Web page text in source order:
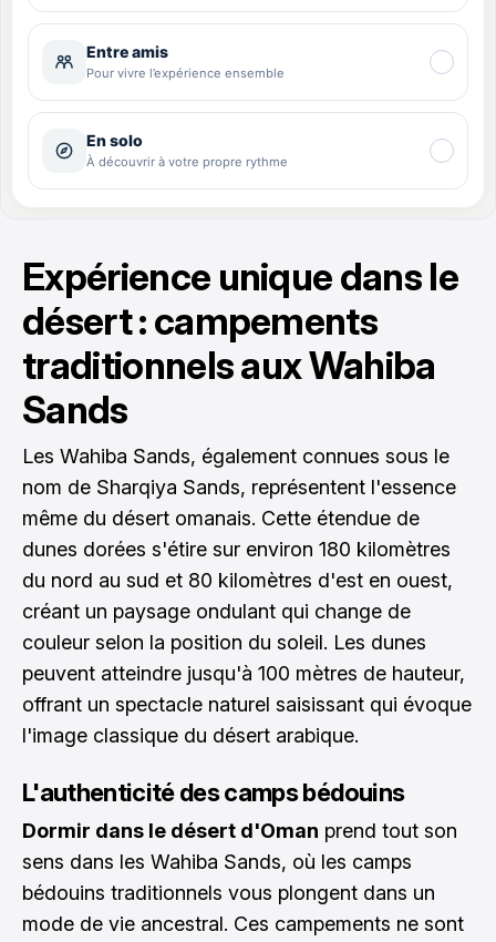
Expérience unique dans le
désert : campements
traditionnels aux Wahiba
Sands
Les Wahiba Sands, également connues sous le
nom de Sharqiya Sands, représentent l'essence
même du désert omanais. Cette étendue de
dunes dorées s'étire sur environ 180 kilomètres
du nord au sud et 80 kilomètres d'est en ouest,
créant un paysage ondulant qui change de
couleur selon la position du soleil. Les dunes
peuvent atteindre jusqu'à 100 mètres de hauteur,
offrant un spectacle naturel saisissant qui évoque
l'image classique du désert arabique.
L'authenticité des camps bédouins
Dormir dans le désert d'Oman prend tout son
sens dans les Wahiba Sands, où les camps
bédouins traditionnels vous plongent dans un
mode de vie ancestral. Ces campements ne sont